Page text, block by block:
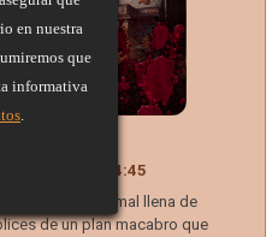
en nuestra
que
informativa
.
14:45
paranormal llena de
de un plan macabro que